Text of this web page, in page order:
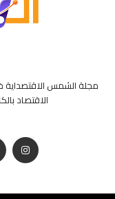
مجلة الشمس الاقتصداية
الاقتصاد